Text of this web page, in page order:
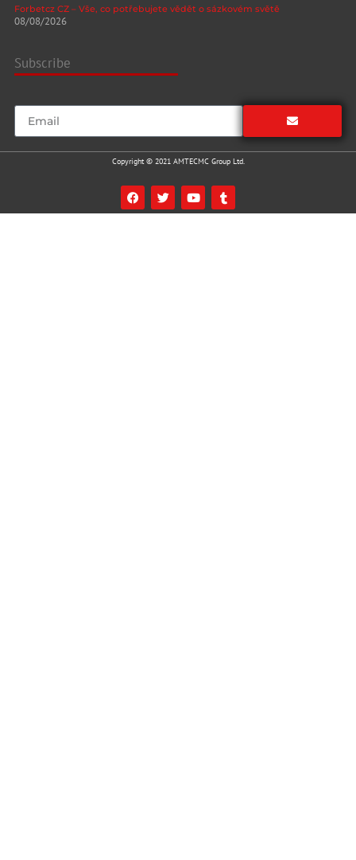
Forbetcz CZ – Vše, co potřebujete vědět o sázkovém světě
08/08/2026
Subscribe
Copyright © 2021 AMTECMC Group Ltd.